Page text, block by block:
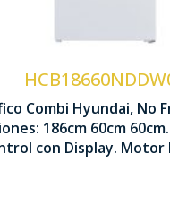
Combi Hyundai, No
186cm 60cm
con Display.
x 600 x 600 mm